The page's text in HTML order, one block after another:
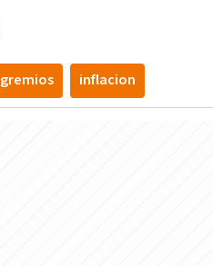
gremios inflacion